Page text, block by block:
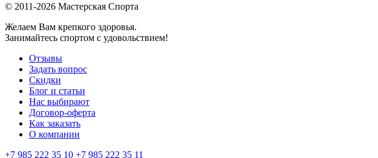
© 2011-2026 Мастерская Спорта
Желаем Вам крепкого здоровья.
Занимайтесь спортом с удовольствием!
Отзывы
Задать вопрос
Скидки
Блог и статьи
Нас выбирают
Договор-оферта
Как заказать
О компании
+7 985 222 35 10 +7 985 222 35 11